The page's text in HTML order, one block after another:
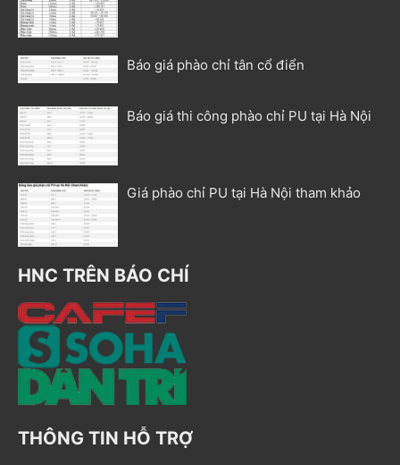
Báo giá phào chỉ tân cổ điển
Báo giá thi công phào chỉ PU tại Hà Nội
Giá phào chỉ PU tại Hà Nội tham khảo
HNC TRÊN BÁO CHÍ
THÔNG TIN HỖ TRỢ